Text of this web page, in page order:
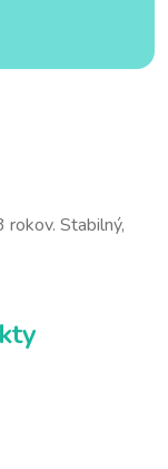
Stabilný,